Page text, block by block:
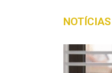
NOTÍCIAS